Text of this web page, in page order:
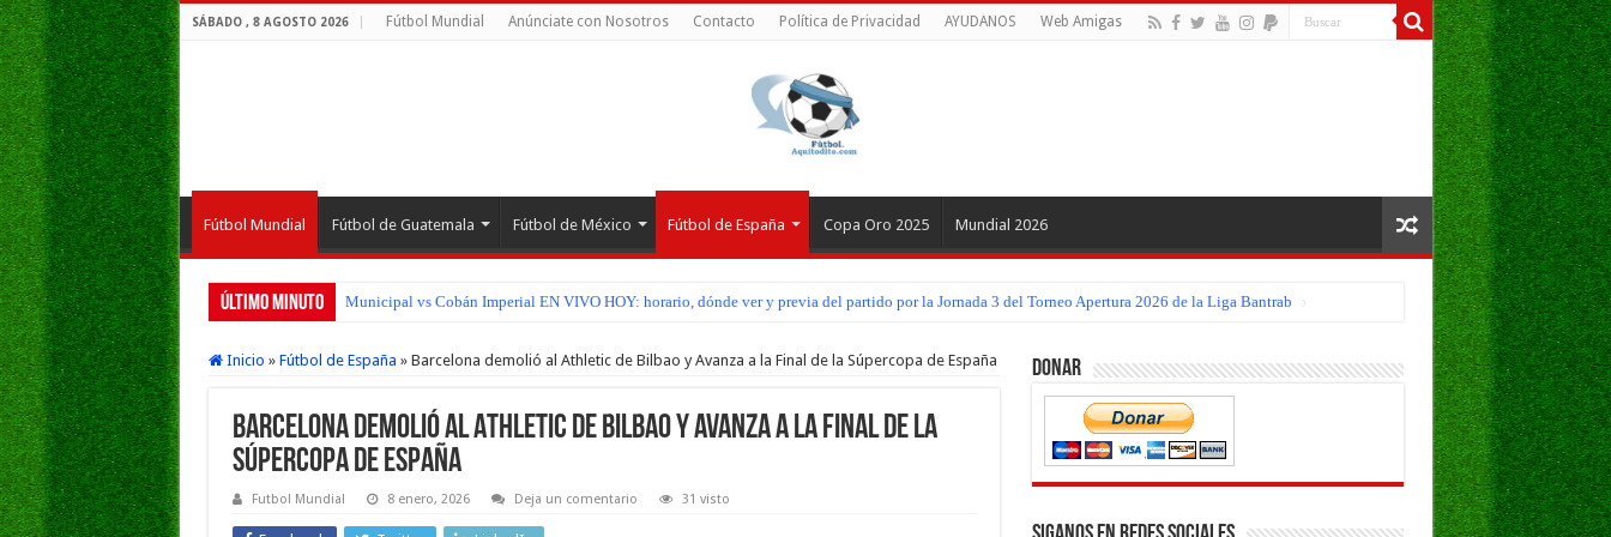
SÁBADO , 8 AGOSTO 2026 Fútbol Mundial Anúnciate con Nosotros Contacto Política de Privacidad AYUDANOS Web Amigas
Fútbol Mundial Fútbol de Guatemala Fútbol de México Fútbol de España Copa Oro 2025 Mundial 2026
Último Minuto San Pedro FC vs Suchitepéquez EN VIVO HOY: horario, dónde ver y previa del partido por la Jornada 3 del Torneo Apertura 2026 de la Liga Bantrab
Inicio » Fútbol de España » Barcelona demolió al Athletic de Bilbao y Avanza a la Final de la Súpercopa de España
Barcelona demolió al Athletic de Bilbao y Avanza a la Final de la
Súpercopa de España
Futbol Mundial 8 enero, 2026 Deja un comentario 31 visto
Donar